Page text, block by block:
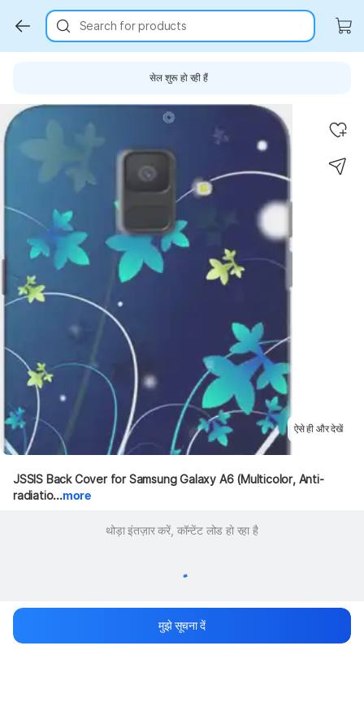
Search for products
सेल शुरू हो रही हैं
Key Highlights
ऐसे ही और देखें
JSSIS Back Cover for Samsung Galaxy A6 (Multicolor, Anti-
radiatio...more
थोड़ा इंतज़ार करें, कॉन्टेंट लोड हो रहा है
मुझे सूचना दें